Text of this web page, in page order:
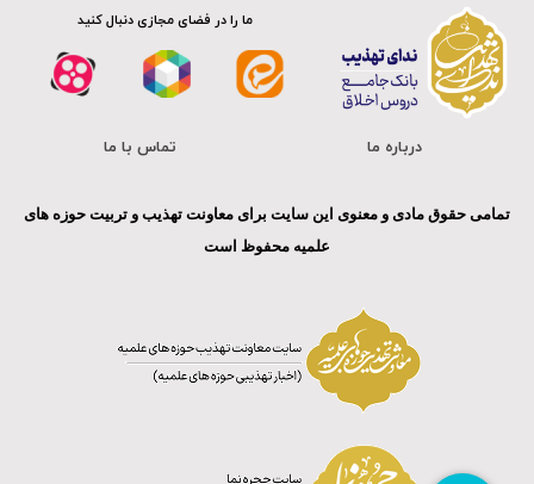
ما را در فضای مجازی دنبال کنید
درباره ما تماس با ما
تمامی حقوق مادی و معنوی این سایت برای معاونت تهذیب و تربیت حوزه های
علمیه محفوظ است